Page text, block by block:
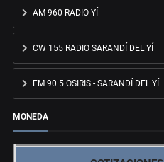
AM 960 RADIO YÍ
CW 155 RADIO SARANDÍ DEL YÍ
FM 90.5 OSIRIS - SARANDÍ DEL YÍ
MONEDA